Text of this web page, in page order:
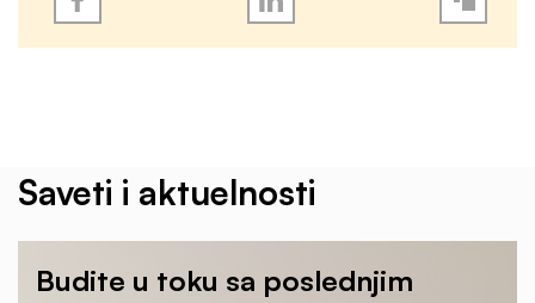
Saveti i aktuelnosti
Budite u toku sa poslednjim